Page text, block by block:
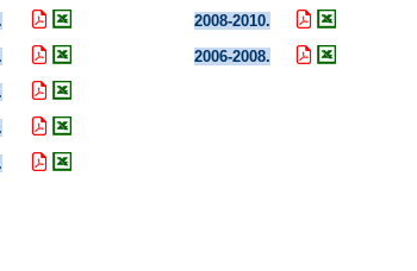
2008-2010.
2006-2008.